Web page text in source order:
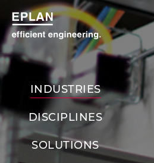
INDUSTRIES
DISCIPLINES
SOLUTIONS